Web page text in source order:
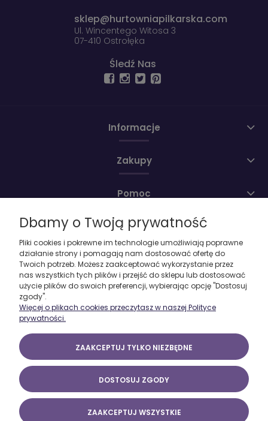
sklep@hurtowniapilkarska.com
Ul. Wincentego Witosa 3
07-410 Ostrołęka
Śledź Nas
Informacje
Zakupy
Pomoc
Moje konto
O firmie
Dbamy o Twoją prywatność
Pliki cookies i pokrewne im technologie umożliwiają poprawne
działanie strony i pomagają nam dostosować ofertę do
Twoich potrzeb. Możesz zaakceptować wykorzystanie przez
nas wszystkich tych plików i przejść do sklepu lub dostosować
użycie plików do swoich preferencji, wybierając opcję "Dostosuj
zgody".
Więcej o plikach cookies przeczytasz w naszej Polityce
prywatności.
ZAAKCEPTUJ TYLKO NIEZBĘDNE
DOSTOSUJ ZGODY
ZAAKCEPTUJ WSZYSTKIE